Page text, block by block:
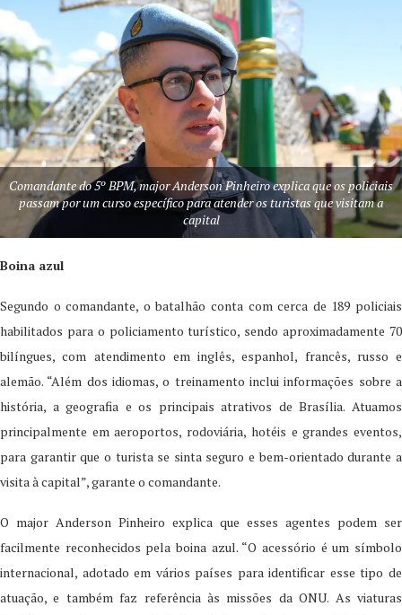
Comandante do 5º BPM, major Anderson Pinheiro explica que os policiais
passam por um curso específico para atender os turistas que visitam a
capital
Boina azul
Segundo o comandante, o batalhão conta com cerca de 189 policiais
habilitados para o policiamento turístico, sendo aproximadamente 70
bilíngues, com atendimento em inglês, espanhol, francês, russo e
alemão. “Além dos idiomas, o treinamento inclui informações sobre a
história, a geografia e os principais atrativos de Brasília. Atuamos
principalmente em aeroportos, rodoviária, hotéis e grandes eventos,
para garantir que o turista se sinta seguro e bem-orientado durante a
visita à capital”, garante o comandante.
O major Anderson Pinheiro explica que esses agentes podem ser
facilmente reconhecidos pela boina azul. “O acessório é um símbolo
internacional, adotado em vários países para identificar esse tipo de
atuação, e também faz referência às missões da ONU. As viaturas